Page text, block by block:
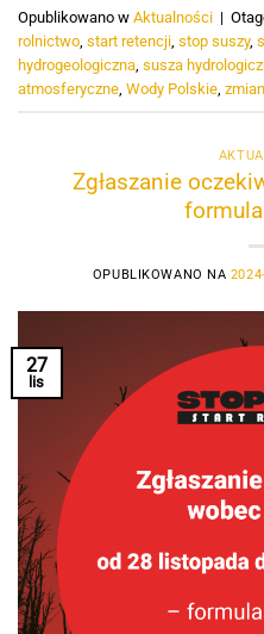
Opublikowano w Aktualności |
rolnictwo, start retencji, stop suszy,
hydrogeologiczna, susza
atmosferyczne, Wody Polskie,
Zgłaszanie
OPUBLIKOWANO NA
27
lis